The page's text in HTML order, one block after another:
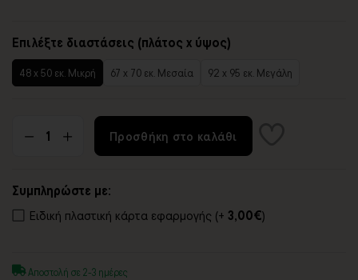
Επιλέξτε διαστάσεις (πλάτος x ύψος)
48 x 50 εκ. Μικρή 67 x 70 εκ. Μεσαία 92 x 95 εκ. Μεγάλη
Προσθήκη στο καλάθι
Συμπληρώστε με:
Ειδική πλαστική κάρτα εφαρμογής (+ 3,00€)
Αποστολή σε 2-3 ημέρες